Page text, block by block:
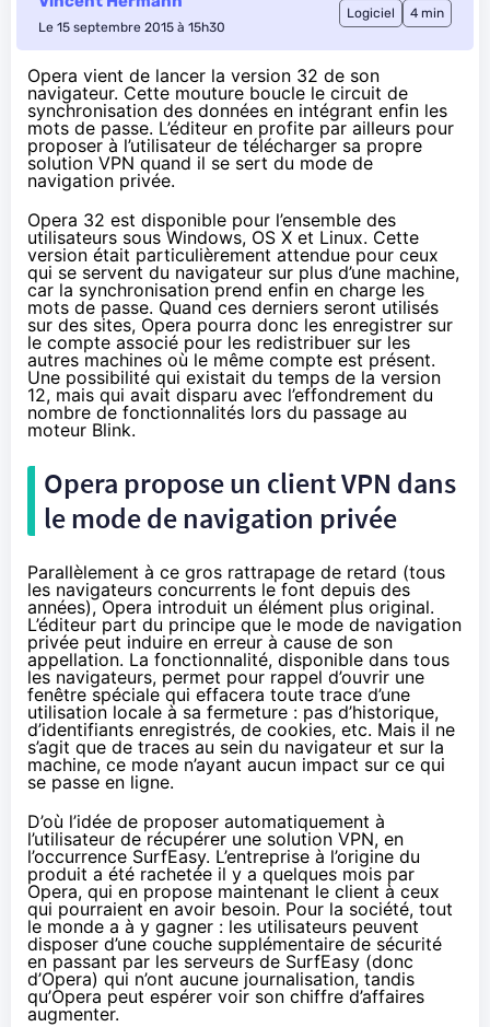
Le 15 septembre 2015 à 15h30
Logiciel 4 min
Opera vient de lancer la version 32 de son
navigateur. Cette mouture boucle le circuit de
synchronisation des données en intégrant enfin les
mots de passe. L’éditeur en profite par ailleurs pour
proposer à l’utilisateur de télécharger sa propre
solution VPN quand il se sert du mode de
navigation privée.
Opera 32 est disponible pour l’ensemble des
utilisateurs sous Windows, OS X et Linux. Cette
version était particulièrement attendue pour ceux
qui se servent du navigateur sur plus d’une machine,
car la synchronisation prend enfin en charge les
mots de passe. Quand ces derniers seront utilisés
sur des sites, Opera pourra donc les enregistrer sur
le compte associé pour les redistribuer sur les
autres machines où le même compte est présent.
Une possibilité qui existait du temps de la version
12, mais qui avait disparu avec l’effondrement du
nombre de fonctionnalités lors du passage au
moteur Blink.
Opera propose un client VPN dans
le mode de navigation privée
Parallèlement à ce gros rattrapage de retard (tous
les navigateurs concurrents le font depuis des
années), Opera introduit un élément plus original.
L’éditeur part du principe que le mode de navigation
privée peut induire en erreur à cause de son
appellation. La fonctionnalité, disponible dans tous
les navigateurs, permet pour rappel d’ouvrir une
fenêtre spéciale qui effacera toute trace d’une
utilisation locale à sa fermeture : pas d’historique,
d’identifiants enregistrés, de cookies, etc. Mais il ne
s’agit que de traces au sein du navigateur et sur la
machine, ce mode n’ayant aucun impact sur ce qui
se passe en ligne.
D’où l’idée de proposer automatiquement à
l’utilisateur de récupérer une solution VPN, en
l’occurrence SurfEasy. L’entreprise à l’origine du
produit a été rachetée il y a quelques mois par
Opera, qui en propose maintenant le client à ceux
qui pourraient en avoir besoin. Pour la société, tout
le monde a à y gagner : les utilisateurs peuvent
disposer d’une couche supplémentaire de sécurité
en passant par les serveurs de SurfEasy (donc
d’Opera) qui n’ont aucune journalisation, tandis
qu’Opera peut espérer voir son chiffre d’affaires
augmenter.